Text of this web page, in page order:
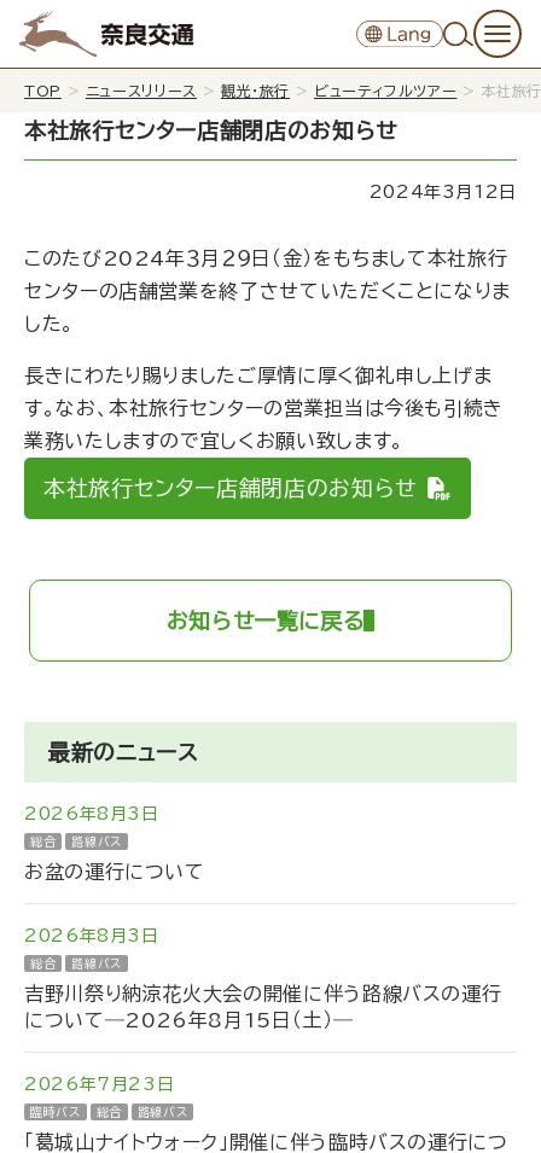
TOP > ニュースリリース > 観光・旅行 > ビューティフルツアー > 本社旅
本社旅行センター店舗閉店のお知らせ
2024年3月12日
このたび2024年３月２９日（金）をもちまして本社旅行
センターの店舗営業を終了させていただくことになりま
した。
長きにわたり賜りましたご厚情に厚く御礼申し上げま
す。なお、本社旅行センターの営業担当は今後も引続き
業務いたしますので宜しくお願い致します。
本社旅行センター店舗閉店のお知らせ
お知らせ一覧に戻る
最新のニュース
2026年8月3日
総合 路線バス
お盆の運行について
2026年8月3日
総合 路線バス
吉野川祭り納涼花火大会の開催に伴う路線バスの運行
について―2026年8月15日（土）―
2026年7月23日
臨時バス 総合 路線バス
「葛城山ナイトウォーク」開催に伴う臨時バスの運行につ